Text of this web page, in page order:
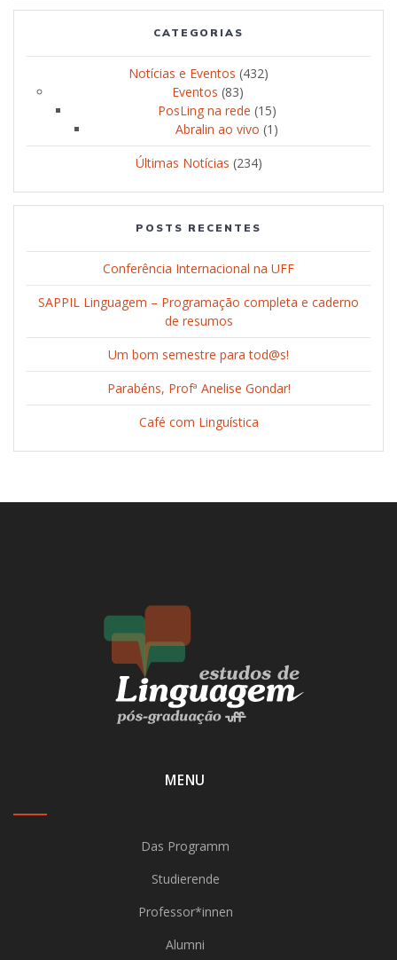
CATEGORIAS
Notícias e Eventos (432)
Eventos (83)
PosLing na rede (15)
Abralin ao vivo (1)
Últimas Notícias (234)
POSTS RECENTES
Conferência Internacional na UFF
SAPPIL Linguagem – Programação completa e caderno
de resumos
Um bom semestre para tod@s!
Parabéns, Profª Anelise Gondar!
Café com Linguística
MENU
Das Programm
Studierende
Professor*innen
Alumni